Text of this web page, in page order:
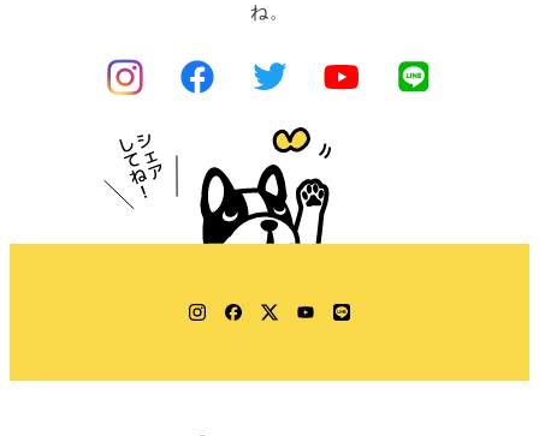
ね。
Instagram
Facebook
TwitterYouTube
LINE